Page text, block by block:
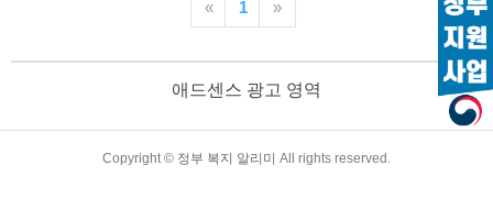
받았다면 가능하나 대부업은 신청할 수 없습니다. 아래 자세한
내용과 자주 하는 질문이 설명되어있으니 집중해서 봐주시기
바랍니다. 정부 지원 대환 대출 지원 대상 저신용 소상공인 신청
일 기준 NICE 개인 신용 평점이 744 이하 (NICE 점수 확인 바로
가기) 소상공인 요건을 만족하는 개인 or 법인사업자 신청일 기
준 연체 없이 채무를 상환 중인 ..
« 1 »
애드센스 광고 영역
Copyright © 정부 복지 알리미 All rights reserved.
TistoryWhaleSkin3.4